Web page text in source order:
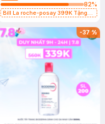
82%
Bill La roche-posay 399K Tặng
(SL có hạn)
-37%